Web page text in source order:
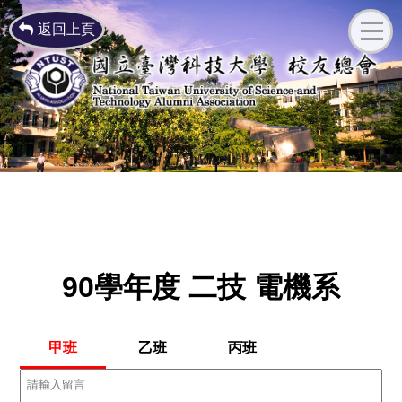
返回上頁
90學年度 二技 電機系
甲班 乙班 丙班